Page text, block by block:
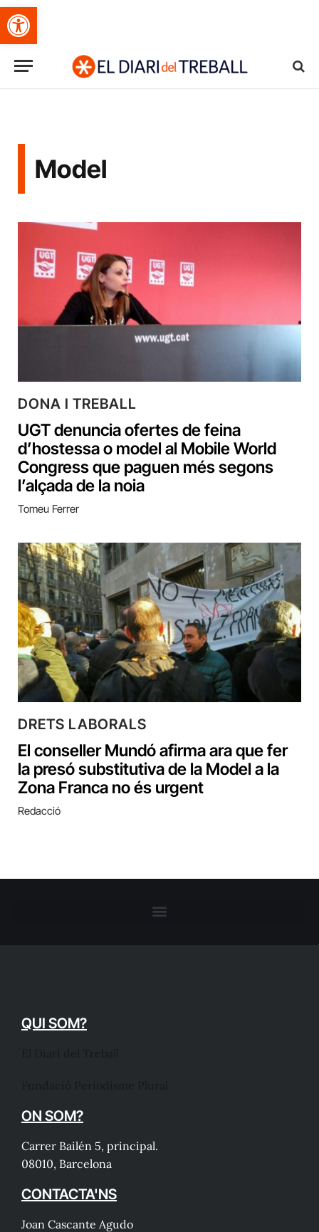
Obre la barra d'eines
Model
DONA I TREBALL
UGT denuncia ofertes de feina
d’hostessa o model al Mobile World
Congress que paguen més segons
l’alçada de la noia
Tomeu Ferrer
DRETS LABORALS
El conseller Mundó afirma ara que fer
la presó substitutiva de la Model a la
Zona Franca no és urgent
Redacció
QUI SOM?
ON SOM?
Carrer Bailén 5, principal.
08010, Barcelona
CONTACTA'NS
Joan Cascante Agudo